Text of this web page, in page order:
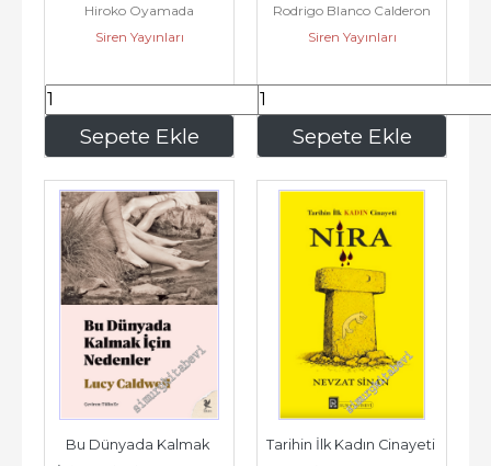
Sepete Ekle
Hiroko Oyamada
Siren Yayınları
171,60 Sepete Ekle
Rodrigo Blanco Calderon
Siren Yayınları
240,00
Bu Dünyada Kalmak
Tarihin İlk Kadın Cinayeti